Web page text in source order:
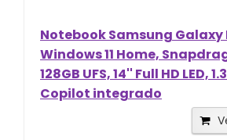
Notebook Samsung Galaxy
Windows 11 Home,
128GB UFS, 14'' Full HD LED,
Copilot integrado